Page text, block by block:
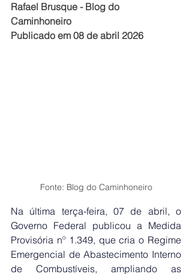
Rafael Brusque - Blog do
Caminhoneiro
Publicado em 08 de abril 2026
Fonte: Blog do Caminhoneiro
Na última terça-feira, 07 de abril, o
Governo Federal publicou a Medida
Provisória nº 1.349, que cria o Regime
Emergencial de Abastecimento Interno
de Combustíveis, ampliando as